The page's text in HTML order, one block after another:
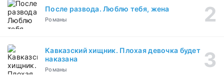
После развода. Люблю тебя, жена
Романы
Кавказский хищник. Плохая девочка будет
наказана
Романы